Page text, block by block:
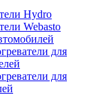
Hydro
Webasto
для
для